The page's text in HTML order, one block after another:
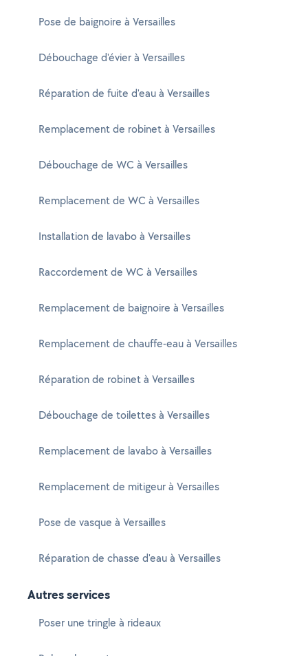
Pose de baignoire à Versailles
Débouchage d'évier à Versailles
Réparation de fuite d'eau à Versailles
Remplacement de robinet à Versailles
Débouchage de WC à Versailles
Remplacement de WC à Versailles
Installation de lavabo à Versailles
Raccordement de WC à Versailles
Remplacement de baignoire à Versailles
Remplacement de chauffe-eau à Versailles
Réparation de robinet à Versailles
Débouchage de toilettes à Versailles
Remplacement de lavabo à Versailles
Remplacement de mitigeur à Versailles
Pose de vasque à Versailles
Réparation de chasse d'eau à Versailles
Autres services
Poser une tringle à rideaux